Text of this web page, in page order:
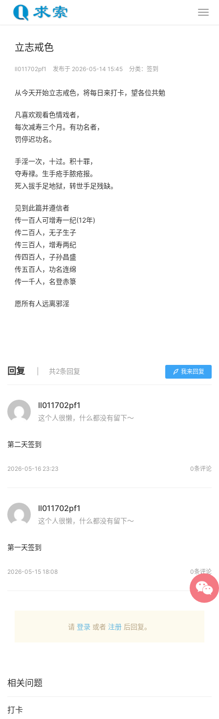
立志戒色
ll011702pf1 发布于 2026-05-14 15:45 分类： 签到
从今天开始立志戒色，将每日来打卡，望各位共勉
凡喜欢观看色情戏者，
每次减寿三个月。有功名者，
罚停迟功名。
手淫一次，十过。积十罪，
夺寿禄。生手疮手脓疮报。
死入拔手足地狱，转世手足残缺。
见到此篇并遵信者
传一百人可增寿一纪(12年)
传二百人，无子生子
传三百人，增寿两纪
传四百人，子孙昌盛
传五百人，功名连绵
传一千人，名登赤箓
愿所有人远离邪淫
回复 共2条回复 我来回复
ll011702pf1
这个人很懒，什么都没有留下～
第二天签到
2026-05-16 23:23 0条评论
ll011702pf1
这个人很懒，什么都没有留下～
第一天签到
2026-05-15 18:08 0条评论
请 登录 或者 注册 后回复。
相关问题
打卡